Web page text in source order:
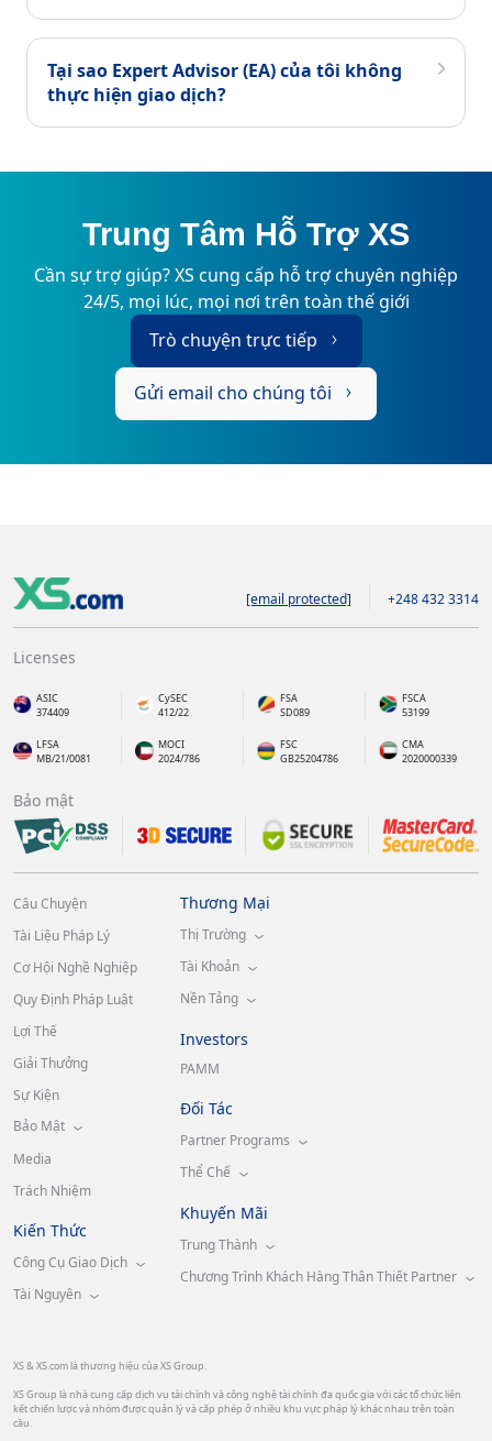
Tại sao Expert Advisor (EA) của tôi không
thực hiện giao dịch?
Trung Tâm Hỗ Trợ XS
Cần sự trợ giúp? XS cung cấp hỗ trợ chuyên nghiệp
24/5, mọi lúc, mọi nơi trên toàn thế giới
Trò chuyện trực tiếp
Gửi email cho chúng tôi
[email protected] +248 432 3314
Licenses
ASIC
374409
CySEC
412/22
FSA
SD089
FSCA
53199
LFSA
MB/21/0081
MOCI
2024/786
FSC
GB25204786
CMA
2020000339
Bảo mật
Câu Chuyện
Tài Liệu Pháp Lý
Cơ Hội Nghề Nghiệp
Quy Định Pháp Luật
Lợi Thế
Giải Thưởng
Sự Kiện
Bảo Mật
Media
Trách Nhiệm
Kiến Thức
Công Cụ Giao Dịch
Tài Nguyên
Thương Mại
Thị Trường
Tài Khoản
Nền Tảng
Investors
PAMM
Đối Tác
Partner Programs
Thể Chế
Khuyến Mãi
Trung Thành
Chương Trình Khách Hàng Thân Thiết Partner
XS & XS.com là thương hiệu của XS Group.
XS Group là nhà cung cấp dịch vụ tài chính và công nghệ tài chính đa quốc gia với các tổ chức liên
kết chiến lược và nhóm được quản lý và cấp phép ở nhiều khu vực pháp lý khác nhau trên toàn
cầu.